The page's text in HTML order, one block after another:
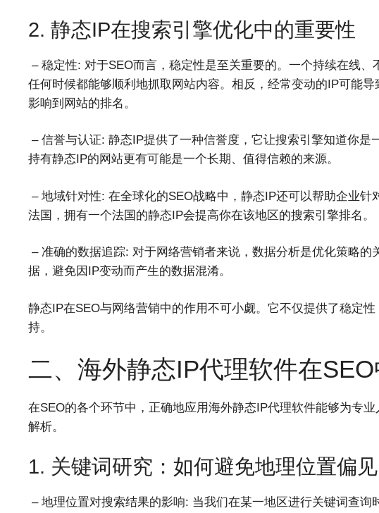
2. 静态IP在搜索引擎优化中的重要性
– 稳定性: 对于SEO而言，稳定性是至关重要的。一个持续在线
任何时候都能够顺利地抓取网站内容。相反，经常变动的IP可能
影响到网站的排名。
– 信誉与认证: 静态IP提供了一种信誉度，它让搜索引擎知道你是
持有静态IP的网站更有可能是一个长期、值得信赖的来源。
– 地域针对性: 在全球化的SEO战略中，静态IP还可以帮助企业
法国，拥有一个法国的静态IP会提高你在该地区的搜索引擎排名。
– 准确的数据追踪: 对于网络营销者来说，数据分析是优化策略
据，避免因IP变动而产生的数据混淆。
静态IP在SEO与网络营销中的作用不可小觑。它不仅提供了稳定
持。
二、海外静态IP代理软件在SEO
在SEO的各个环节中，正确地应用海外静态IP代理软件能够为专
解析。
1. 关键词研究：如何避免地理位置偏见
– 地理位置对搜索结果的影响: 当我们在某一地区进行关键词查